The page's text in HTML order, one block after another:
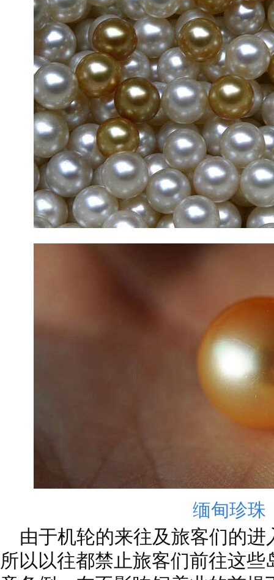
缅甸珍珠
由于机轮的来往及旅客们的进
所以以往都禁止旅客们前往这些